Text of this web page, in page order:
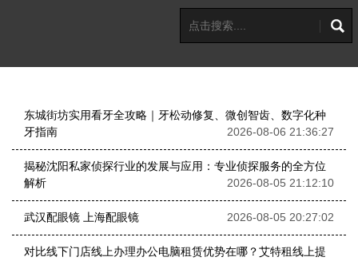
东城街坊实用看牙全攻略｜牙松动修复、微创智齿、数字化种
牙指南
2026-08-06 21:36:27
揭秘沈阳私家侦探行业的发展与应用：专业侦探服务的全方位
解析
2026-08-05 21:12:10
武汉配眼镜 上海配眼镜 2026-08-05 20:27:02
对比线下门店线上办理办公电脑租赁优势在哪？艾特租线上提